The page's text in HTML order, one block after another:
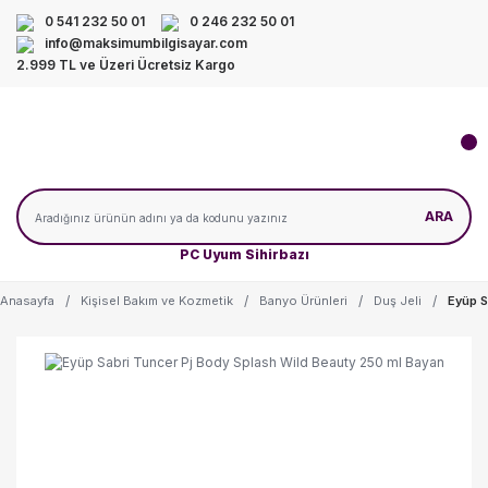
0 541 232 50 01
0 246 232 50 01
info@maksimumbilgisayar.com
2.999 TL ve Üzeri Ücretsiz Kargo
PC Uyum Sihirbazı
ARA
Anasayfa Kişisel Bakım ve Kozmetik Banyo Ürünleri Duş Jeli Eyüp